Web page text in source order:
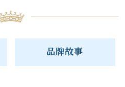
品牌故事